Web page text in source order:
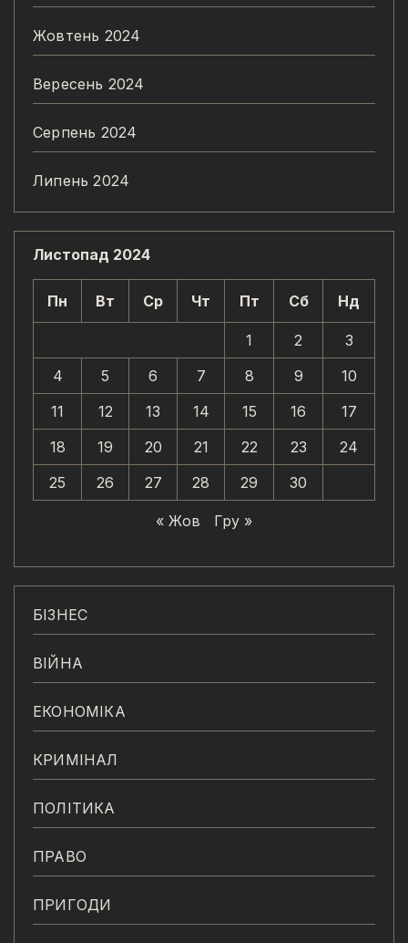
Жовтень 2024
Вересень 2024
Серпень 2024
Липень 2024
Листопад 2024
Пн Вт Ср Чт Пт Сб Нд
1 2
3
4
5 6 7 8 9
10
11
12 13 14 15 16
17
18
19 20 21 22 23
24
25
26 27 28 29 30
« Жов Гру »
БІЗНЕС
ВІЙНА
ЕКОНОМІКА
КРИМІНАЛ
ПОЛІТИКА
ПРАВО
ПРИГОДИ